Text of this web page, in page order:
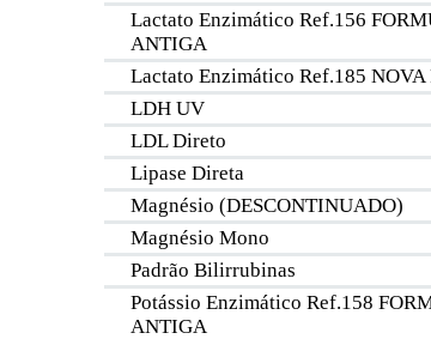
Lactato Enzimático Ref.156
ANTIGA
Lactato Enzimático Ref.185
LDH UV
LDL Direto
Lipase Direta
Magnésio (DESCONTINUADO)
Magnésio Mono
Padrão Bilirrubinas
Potássio Enzimático Ref.158
ANTIGA